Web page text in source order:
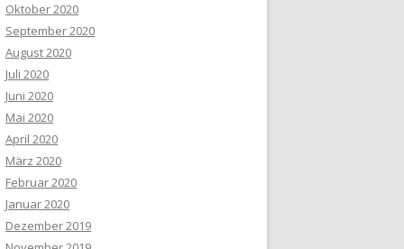
Oktober 2020
September 2020
August 2020
Juli 2020
Juni 2020
Mai 2020
April 2020
März 2020
Februar 2020
Januar 2020
Dezember 2019